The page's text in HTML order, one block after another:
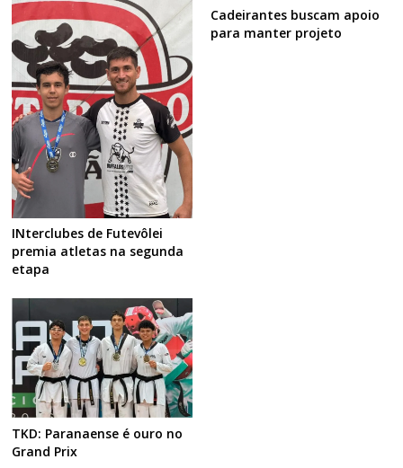
INterclubes de Futevôlei
premia atletas na segunda
etapa
Cadeirantes buscam apoio
para manter projeto
TKD: Paranaense é ouro no
Grand Prix